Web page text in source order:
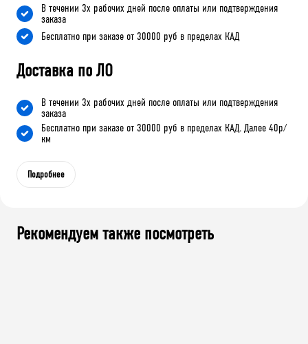
В течении 3х рабочих дней после оплаты или подтверждения
заказа
Бесплатно при заказе от 30000 руб в пределах КАД
Доставка по ЛО
В течении 3х рабочих дней после оплаты или подтверждения
заказа
Бесплатно при заказе от 30000 руб в пределах КАД. Далее 40р/
км
Подробнее
Рекомендуем также посмотреть